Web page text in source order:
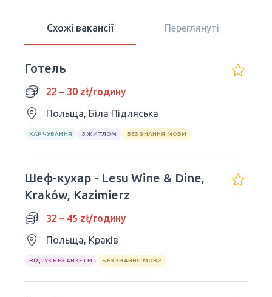
Схожі вакансії Переглянуті
Готель
22 – 30 zł/годину
Польща, Біла Підляська
ХАРЧУВАННЯ З ЖИТЛОМ БЕЗ ЗНАННЯ МОВИ
Шеф-кухар - Lesu Wine & Dine,
Kraków, Kazimierz
32 – 45 zł/годину
Польща, Краків
ВІДГУК БЕЗ АНКЕТИ БЕЗ ЗНАННЯ МОВИ